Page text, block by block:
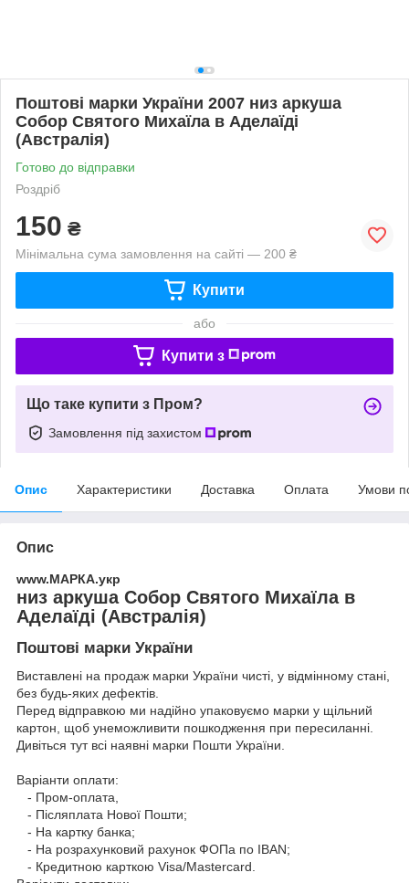
Поштові марки України 2007 низ аркуша
Собор Святого Михаїла в Аделаїді
(Австралія)
Готово до відправки
Роздріб
150 ₴
Мінімальна сума замовлення на сайті — 200 ₴
Купити
або
Купити з
Що таке купити з Пром?
Замовлення під захистом
Опис Характеристики Доставка Оплата Умови
Опис
www.МАРКА.укр
низ аркуша Собор Святого Михаїла в
Аделаїді (Австралія)
Поштові марки України
Виставлені на продаж марки України чисті, у відмінному стані,
без будь-яких дефектів.
Перед відправкою ми надійно упаковуємо марки у щільний
картон, щоб унеможливити пошкодження при пересиланні.
Дивіться тут всі наявні марки Пошти України.
Варіанти оплати:
- Пром-оплата,
- Післяплата Нової Пошти;
- На картку банка;
- На розрахунковий рахунок ФОПа по IBAN;
- Кредитною карткою Visa/Mastercard.